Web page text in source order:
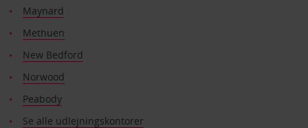
Maynard
Methuen
New Bedford
Norwood
Peabody
Se alle udlejningskontorer